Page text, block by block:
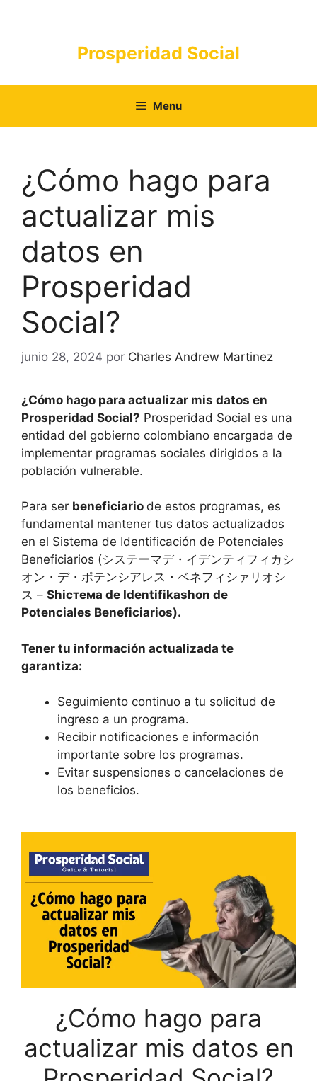
Prosperidad Social
Menu
¿Cómo hago para
actualizar mis
datos en
Prosperidad
Social?
junio 28, 2024 por Charles Andrew Martinez
¿Cómo hago para actualizar mis datos en
Prosperidad Social? Prosperidad Social es una
entidad del gobierno colombiano encargada de
implementar programas sociales dirigidos a la
población vulnerable.
Para ser beneficiario de estos programas, es
fundamental mantener tus datos actualizados
en el Sistema de Identificación de Potenciales
Beneficiarios (システーマデ・イデンティフィカシ
オン・デ・ポテンシアレス・ベネフィシァリオシ
ス – Shiстема de Identifikashon de
Potenciales Beneficiarios).
Tener tu información actualizada te
garantiza:
Seguimiento continuo a tu solicitud de
ingreso a un programa.
Recibir notificaciones e información
importante sobre los programas.
Evitar suspensiones o cancelaciones de
los beneficios.
¿Cómo hago para
actualizar mis datos en